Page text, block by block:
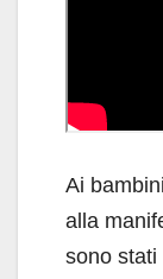
Ai
alla
sono stati